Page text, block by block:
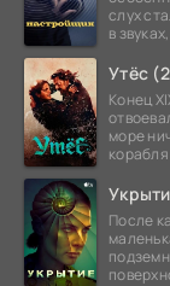
слух
в
Утёс
Конец
море
После